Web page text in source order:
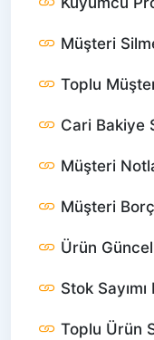
Müşteri
Toplu
Cari Bakiye
Müşteri
Müşteri
Ürün
Stok Sayımı
Toplu Ürün